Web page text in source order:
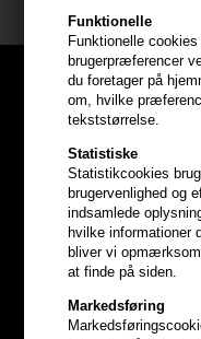
Funktionelle
Funktionelle
brugerpræferencer
du foretager på
om, hvilke
tekststørrelse.
Statistiske
Statistikcookies
brugervenlighed og
indsamlede
hvilke informationer
bliver vi
at finde på siden.
Markedsføring